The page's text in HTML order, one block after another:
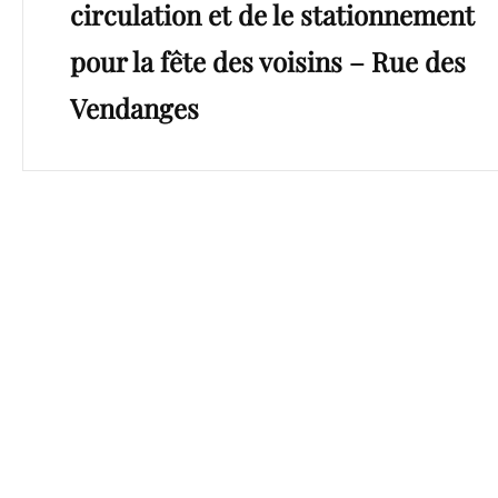
circulation et de le stationnement
pour la fête des voisins – Rue des
Vendanges